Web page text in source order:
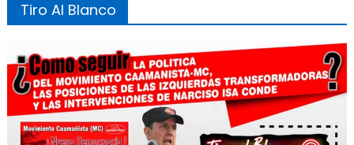
Tiro Al Blanco